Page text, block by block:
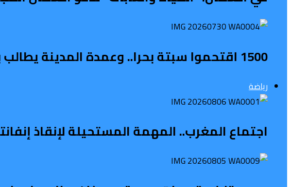
1500 اقتحموا سبتة بحرا.. وعمدة المدينة يطالب بحالة طوارئ
رياضة
اجتماع المغرب.. المهمة المستحيلة لإنقاذ